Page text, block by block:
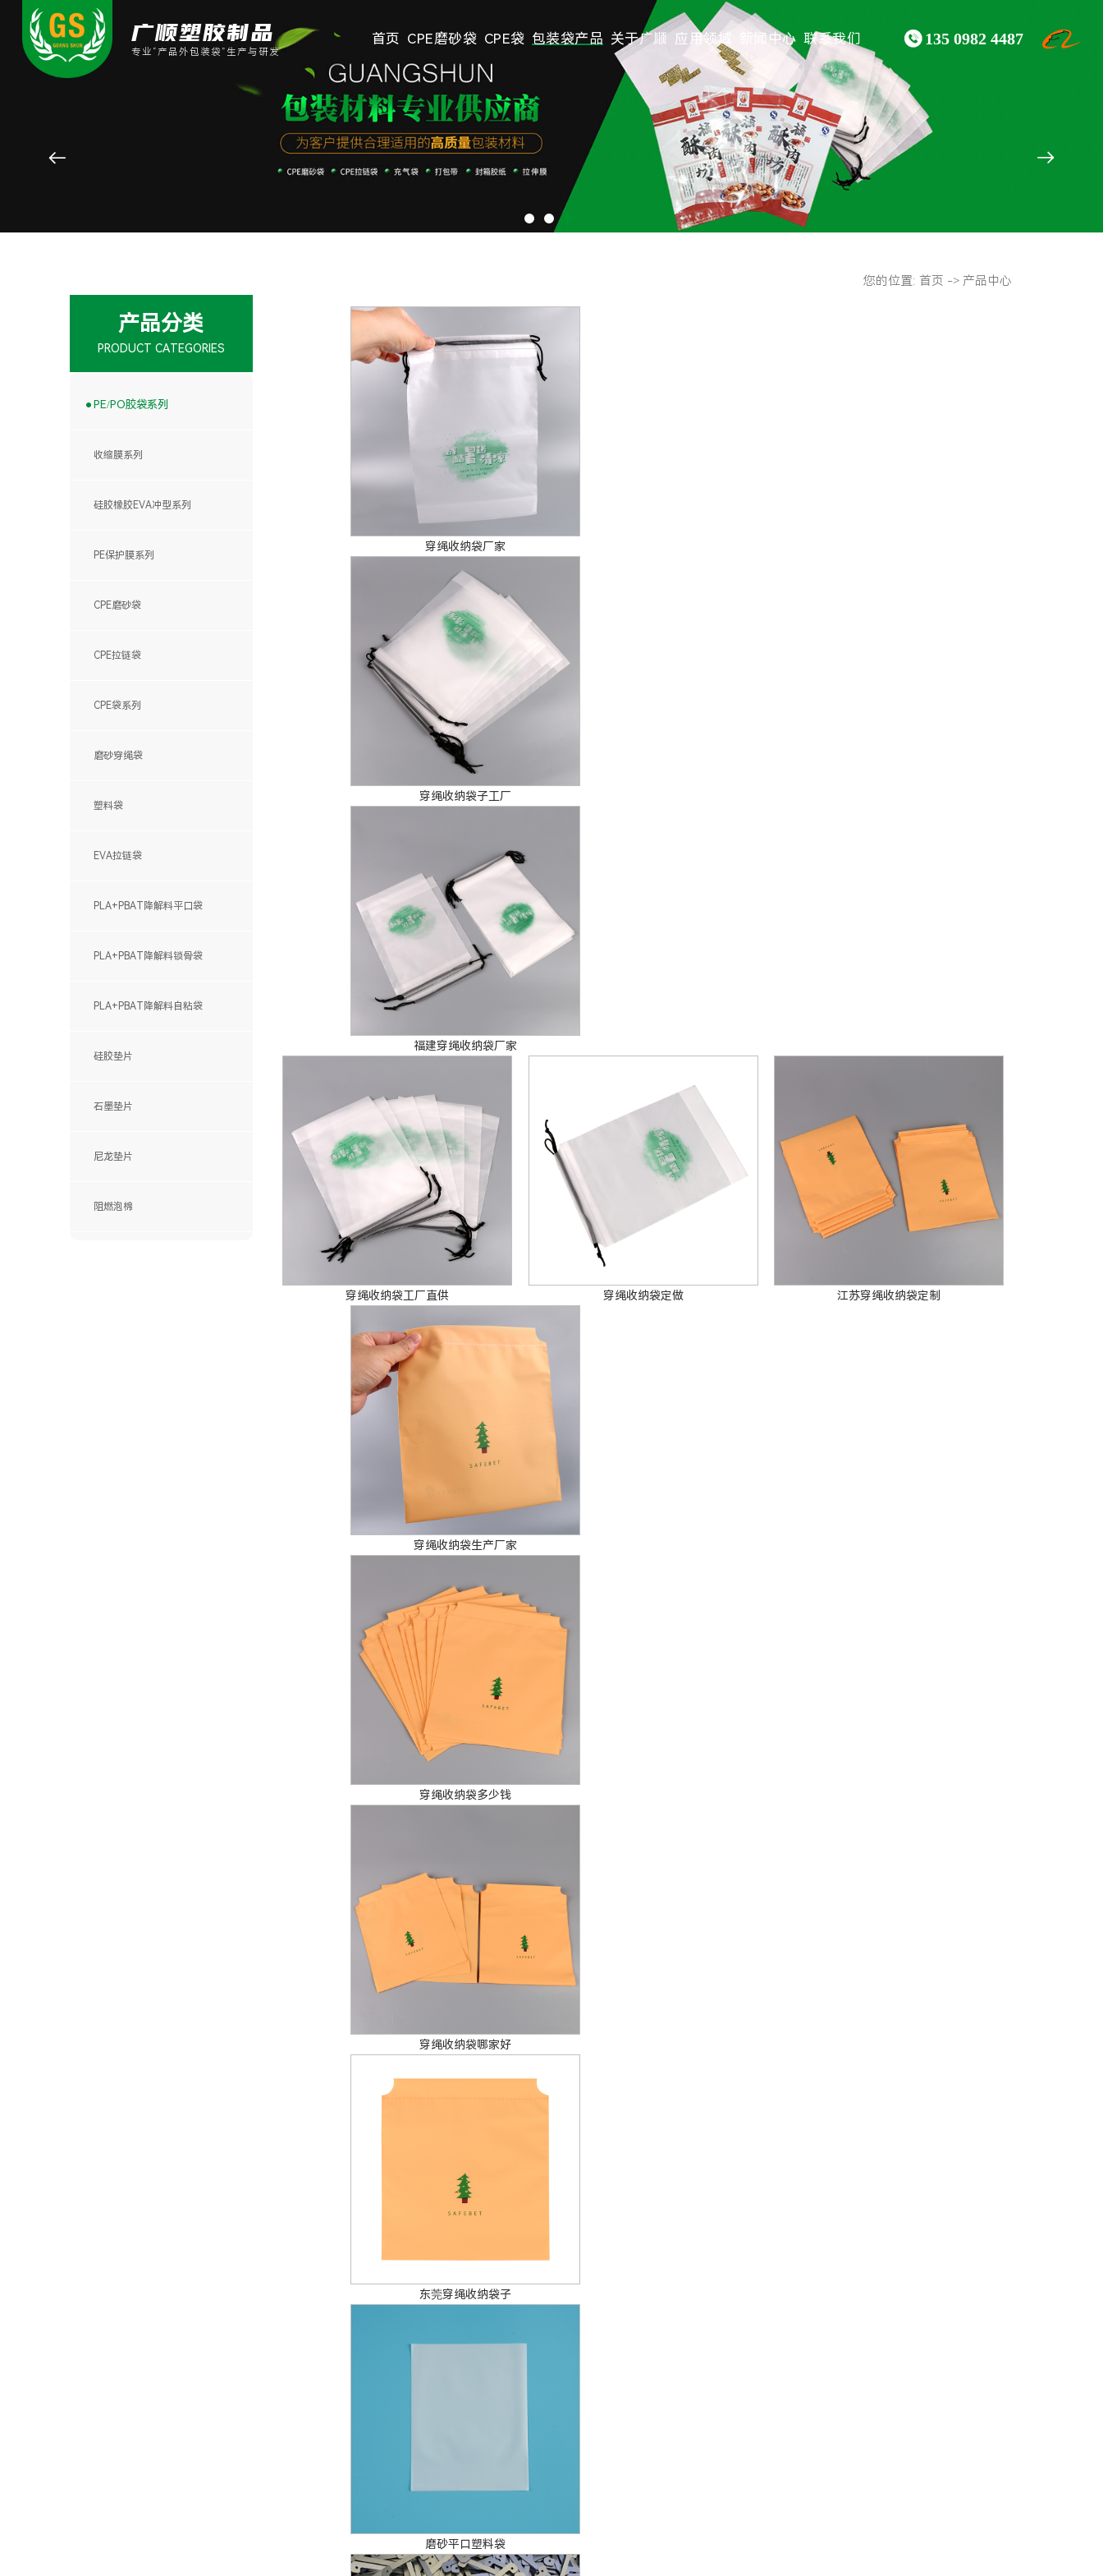
广顺塑胶制品
专业“产品外包装袋”生产与研发
首页 CPE磨砂袋 CPE袋 包装袋产品 关于广顺 应用领域 新闻中心 联系我们 135 0982 4487
 
产品分类
PRODUCT CATEGORIES
PE/PO胶袋系列
收缩膜系列
硅胶橡胶EVA冲型系列
PE保护膜系列
CPE磨砂袋
CPE拉链袋
CPE袋系列
CPE平口袋
CPE自粘袋
磨砂穿绳袋
塑料袋
EVA拉链袋
PLA+PBAT降解料平口袋
PLA+PBAT降解料锁骨袋
PLA+PBAT降解料自粘袋
硅胶垫片
石墨垫片
尼龙垫片
阻燃泡棉
您的位置: 首页 -> 产品中心
穿绳收纳袋厂家
穿绳收纳袋子工厂
福建穿绳收纳袋厂家
穿绳收纳袋工厂直供 穿绳收纳袋定做 江苏穿绳收纳袋定制
穿绳收纳袋生产厂家
穿绳收纳袋多少钱
穿绳收纳袋哪家好
东莞穿绳收纳袋子
磨砂平口塑料袋